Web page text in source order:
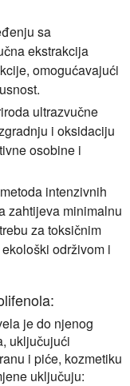
sa
ekstrakcija
omogućavajući
ultrazvučne
i oksidaciju
osobine i
intenzivnih
zahtijeva minimalnu
za toksičnim
održivom i
je do njenog
uključujući
i piće, kozmetiku
uključuju: